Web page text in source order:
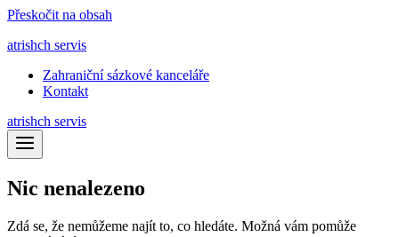
Přeskočit na obsah
atrishch servis
Zahraniční sázkové kanceláře
Kontakt
atrishch servis
Nic nenalezeno
Zdá se, že nemůžeme najít to, co hledáte. Možná vám pomůže